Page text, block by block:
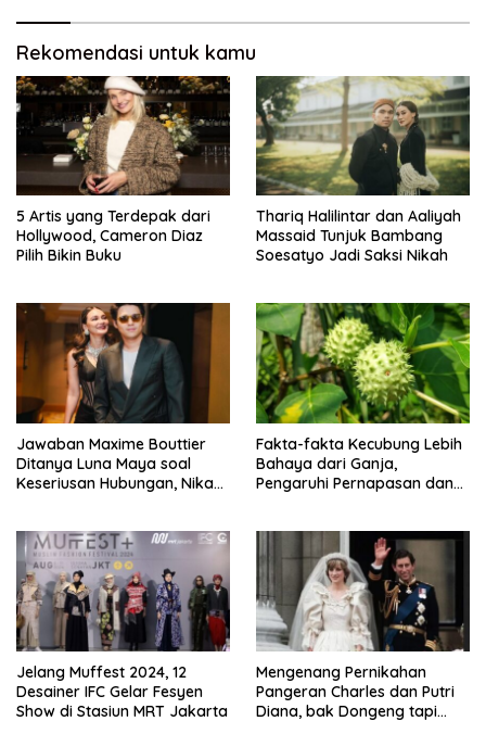
Rekomendasi untuk kamu
5 Artis yang Terdepak dari
Hollywood, Cameron Diaz
Pilih Bikin Buku
Thariq Halilintar dan Aaliyah
Massaid Tunjuk Bambang
Soesatyo Jadi Saksi Nikah
Jawaban Maxime Bouttier
Ditanya Luna Maya soal
Keseriusan Hubungan, Nikah
Fakta-fakta Kecubung Lebih
Bahaya dari Ganja,
Pengaruhi Pernapasan dan
Jelang Muffest 2024, 12
Desainer IFC Gelar Fesyen
Show di Stasiun MRT Jakarta
Mengenang Pernikahan
Pangeran Charles dan Putri
Diana, bak Dongeng tapi